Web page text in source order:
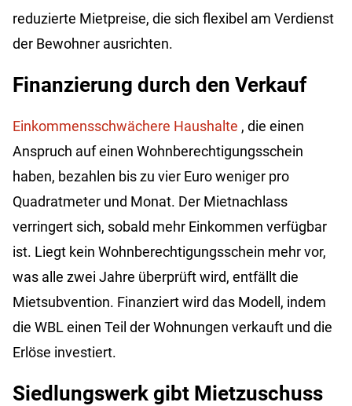
reduzierte Mietpreise, die sich flexibel am Verdienst
der Bewohner ausrichten.
Finanzierung durch den Verkauf
Einkommensschwächere Haushalte , die einen
Anspruch auf einen Wohnberechtigungsschein
haben, bezahlen bis zu vier Euro weniger pro
Quadratmeter und Monat. Der Mietnachlass
verringert sich, sobald mehr Einkommen verfügbar
ist. Liegt kein Wohnberechtigungsschein mehr vor,
was alle zwei Jahre überprüft wird, entfällt die
Mietsubvention. Finanziert wird das Modell, indem
die WBL einen Teil der Wohnungen verkauft und die
Erlöse investiert.
Siedlungswerk gibt Mietzuschuss